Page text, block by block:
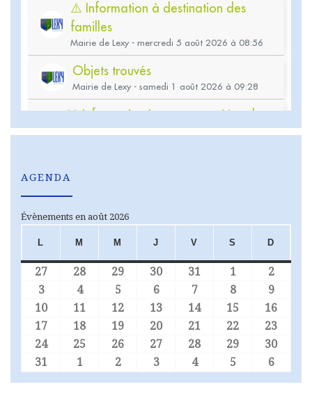
AGENDA
Évènements en août 2026
L LUNDIM MARDI
M MERCREDI
J JEUDIV VENDREDI
S SAMEDI
D
27 27 juillet 2026
28 28 juillet 2026
29 29 juillet 2026
30 30 juillet 2026
31 31 juillet 2026
1 1 août 2026
2
3 3 août 2026
44 août 2026
5 5 août 2026
6 6 août 2026
7 7 août 2026
8 8 août 2026
9
10 10 août 2026
11 11 août 2026
12 12 août 2026
13 13 août 2026
1414 août 2026
15 15 août 2026
16
17 17 août 2026
18 18 août 2026
19 19 août 2026
20 20 août 2026
21 21 août 2026
22 22 août 2026
23
2424 août 2026
25 25 août 2026
26 26 août 2026
27 27 août 2026
28 28 août 2026
29 29 août 2026
30
31 31 août 2026
1 1 septembre 2026
2 2 septembre 2026
3 3 septembre 2026
44 septembre 2026
5 5 septembre
6